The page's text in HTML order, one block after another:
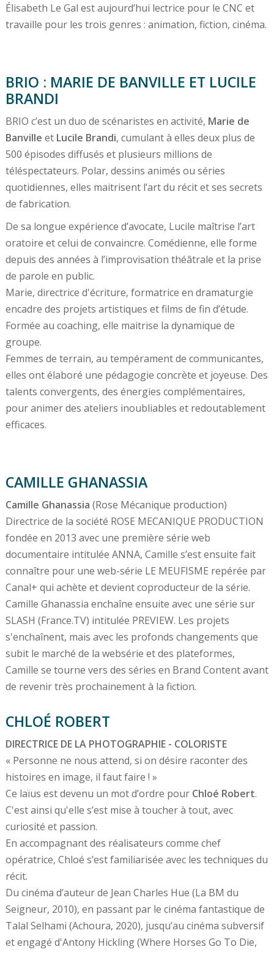
Élisabeth Le Gal est aujourd’hui lectrice pour le CNC et
travaille pour les trois genres : animation, fiction, cinéma.
BRIO : MARIE DE BANVILLE ET LUCILE
BRANDI
BRIO c’est un duo de scénaristes en activité, Marie de
Banville et Lucile Brandi, cumulant à elles deux plus de
500 épisodes diffusés et plusieurs millions de
téléspectateurs. Polar, dessins animés ou séries
quotidiennes, elles maitrisent l’art du récit et ses secrets
de fabrication.
De sa longue expérience d’avocate, Lucile maîtrise l’art
oratoire et celui de convaincre. Comédienne, elle forme
depuis des années à l’improvisation théâtrale et la prise
de parole en public.
Marie, directrice d'écriture, formatrice en dramaturgie
encadre des projets artistiques et films de fin d’étude.
Formée au coaching, elle maitrise la dynamique de
groupe.
Femmes de terrain, au tempérament de communicantes,
elles ont élaboré une pédagogie concrète et joyeuse. Des
talents convergents, des énergies complémentaires,
pour animer des ateliers inoubliables et redoutablement
efficaces.
CAMILLE GHANASSIA
Camille Ghanassia (Rose Mécanique production)
Directrice de la société ROSE MECANIQUE PRODUCTION
fondée en 2013 avec une première série web
documentaire intitulée ANNA, Camille s’est ensuite fait
connaître pour une web-série LE MEUFISME repérée par
Canal+ qui achète et devient coproducteur de la série.
Camille Ghanassia enchaîne ensuite avec une série sur
SLASH (France.TV) intitulée PREVIEW. Les projets
s'enchaînent, mais avec les profonds changements que
subit le marché de la websérie et des plateformes,
Camille se tourne vers des séries en Brand Content avant
de revenir très prochainement à la fiction.
CHLOÉ ROBERT
DIRECTRICE DE LA PHOTOGRAPHIE - COLORISTE
« Personne ne nous attend, si on désire raconter des
histoires en image, il faut faire ! »
Ce laïus est devenu un mot d’ordre pour Chloé Robert.
C'est ainsi qu'elle s’est mise à toucher à tout, avec
curiosité et passion.
En accompagnant des réalisateurs comme chef
opératrice, Chloé s’est familiarisée avec les techniques du
récit.
Du cinéma d’auteur de Jean Charles Hue (La BM du
Seigneur, 2010), en passant par le cinéma fantastique de
Talal Selhami (Achoura, 2020), jusqu’au cinéma subversif
et engagé d'Antony Hickling (Where Horses Go To Die,